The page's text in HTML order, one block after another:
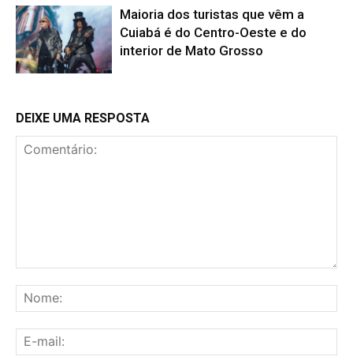
Maioria dos turistas que vêm a
Cuiabá é do Centro-Oeste e do
interior de Mato Grosso
DEIXE UMA RESPOSTA